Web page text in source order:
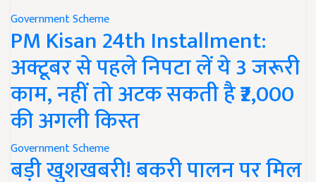
Government Scheme
PM Kisan 24th Installment:
अक्टूबर से पहले निपटा लें ये 3 जरूरी
काम, नहीं तो अटक सकती है ₹2,000
की अगली किस्त
Government Scheme
बड़ी खुशखबरी! बकरी पालन पर मिल